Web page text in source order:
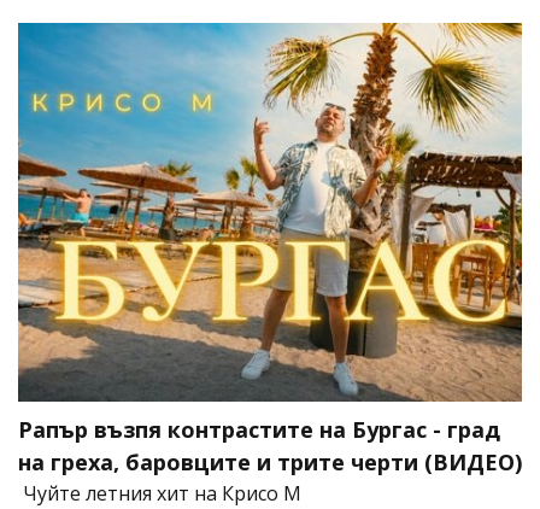
Рапър възпя контрастите на Бургас - град
на греха, баровците и трите черти (ВИДЕО)
Чуйте летния хит на Крисо М